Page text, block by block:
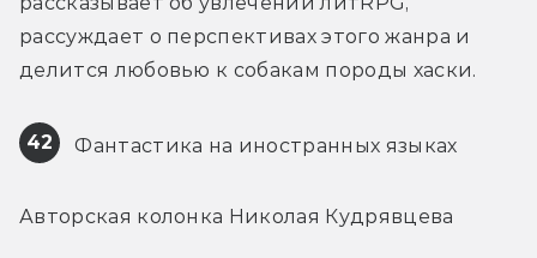
рассуждает о перспективах этого жанра и
делится любовью к собакам породы хаски.
42 Фантастика на иностранных языках
Авторская колонка Николая Кудрявцева